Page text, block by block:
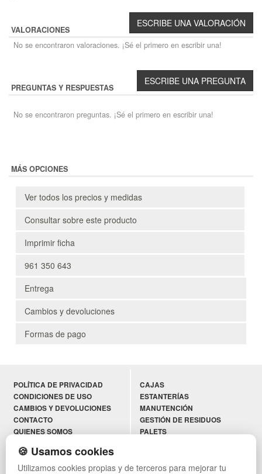
VALORACIONES
No se encontraron valoraciones. ¡Sé el primero en escribir una!
PREGUNTAS Y RESPUESTAS
No se encontraron preguntas. ¡Sé el primero en escribir una!
MÁS OPCIONES
Ver todos los precios y medidas
Consultar sobre este producto
Imprimir ficha
961 350 643
Entrega
Cambios y devoluciones
Formas de pago
POLÍTICA DE PRIVACIDAD
CONDICIONES DE USO
CAMBIOS Y DEVOLUCIONES
CONTACTO
QUIENES SOMOS
PREGUNTAS FRECUENTES
INGRESA A TU CUENTA
CAJAS
ESTANTERÍAS
MANUTENCIÓN
GESTIÓN DE RESIDUOS
PALETS
LOTES DE NAVIDAD
🍪 Usamos cookies
Utilizamos cookies propias y de terceros para mejorar tu